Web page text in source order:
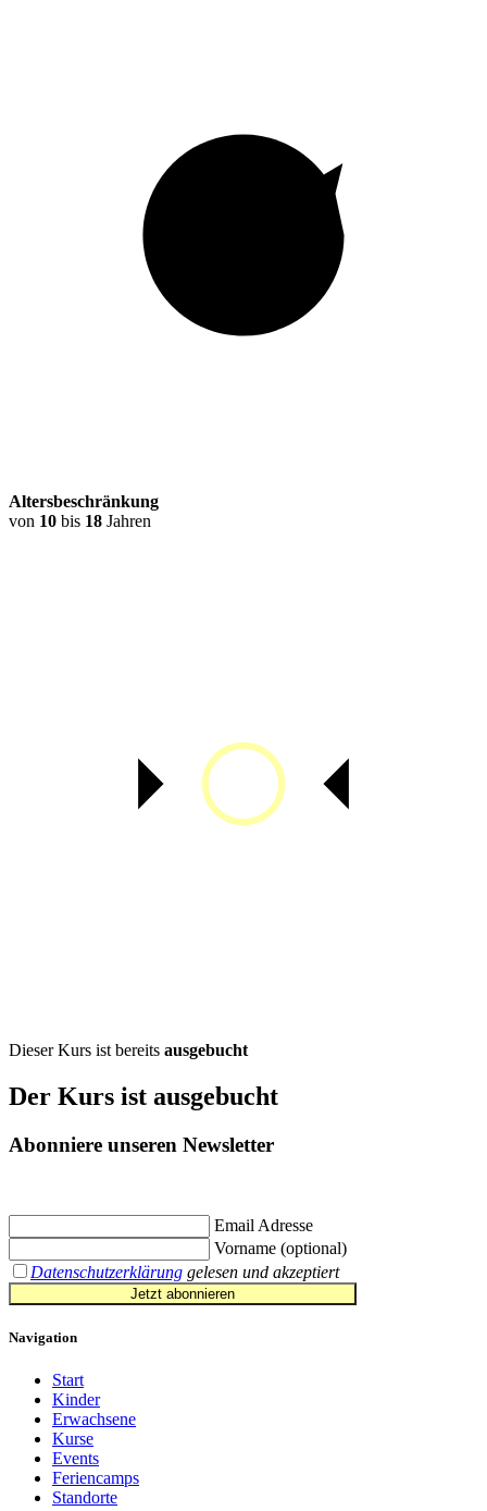
Altersbeschränkung
von 10 bis 18 Jahren
Dieser Kurs ist bereits ausgebucht
Der Kurs ist ausgebucht
Abonniere unseren Newsletter
Email Adresse
Vorname (optional)
Datenschutzerklärung gelesen und akzeptiert
Jetzt abonnieren
Navigation
Start
Kinder
Erwachsene
Kurse
Events
Feriencamps
Standorte